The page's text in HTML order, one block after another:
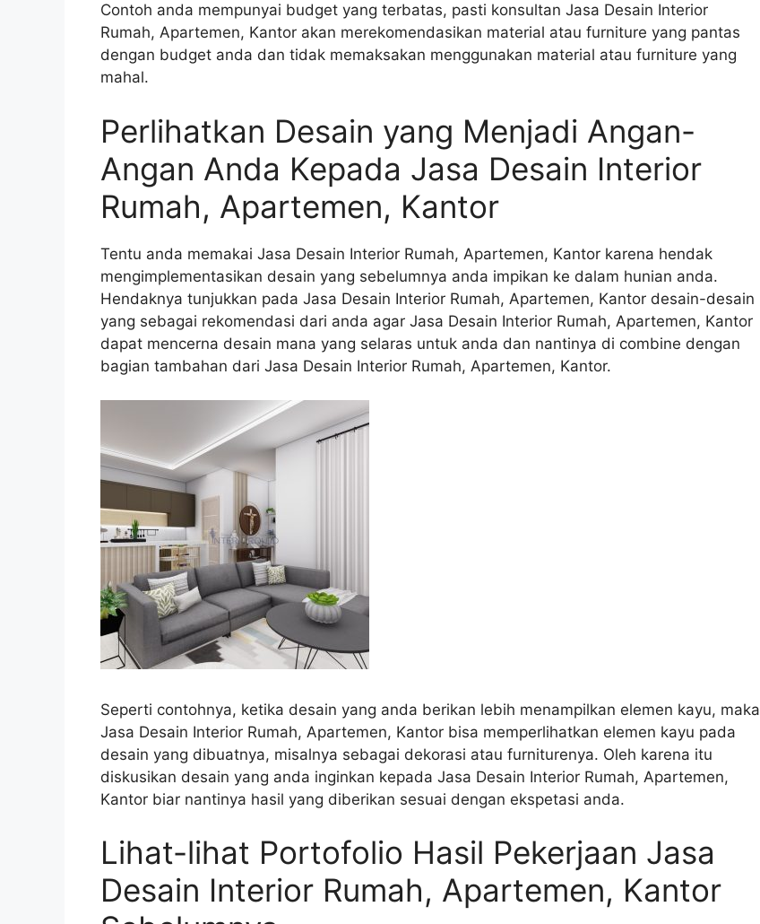
Contoh anda mempunyai budget yang terbatas, pasti konsultan Jasa Desain Interior
Rumah, Apartemen, Kantor akan merekomendasikan material atau furniture yang pantas
dengan budget anda dan tidak memaksakan menggunakan material atau furniture yang
mahal.
Perlihatkan Desain yang Menjadi Angan-
Angan Anda Kepada Jasa Desain Interior
Rumah, Apartemen, Kantor
Tentu anda memakai Jasa Desain Interior Rumah, Apartemen, Kantor karena hendak
mengimplementasikan desain yang sebelumnya anda impikan ke dalam hunian anda.
Hendaknya tunjukkan pada Jasa Desain Interior Rumah, Apartemen, Kantor desain-desain
yang sebagai rekomendasi dari anda agar Jasa Desain Interior Rumah, Apartemen, Kantor
dapat mencerna desain mana yang selaras untuk anda dan nantinya di combine dengan
bagian tambahan dari Jasa Desain Interior Rumah, Apartemen, Kantor.
Seperti contohnya, ketika desain yang anda berikan lebih menampilkan elemen kayu, maka
Jasa Desain Interior Rumah, Apartemen, Kantor bisa memperlihatkan elemen kayu pada
desain yang dibuatnya, misalnya sebagai dekorasi atau furniturenya. Oleh karena itu
diskusikan desain yang anda inginkan kepada Jasa Desain Interior Rumah, Apartemen,
Kantor biar nantinya hasil yang diberikan sesuai dengan ekspetasi anda.
Lihat-lihat Portofolio Hasil Pekerjaan Jasa
Desain Interior Rumah, Apartemen, Kantor